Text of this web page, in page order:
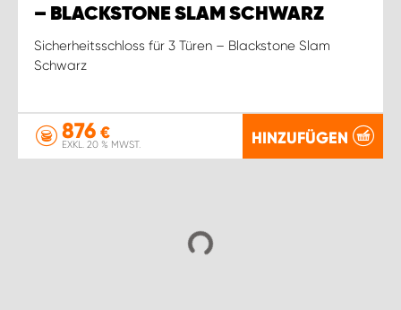
– BLACKSTONE SLAM SCHWARZ
Sicherheitsschloss für 3 Türen – Blackstone Slam
Schwarz
876 €
EXKL. 20 % MWST. HINZUFÜGEN